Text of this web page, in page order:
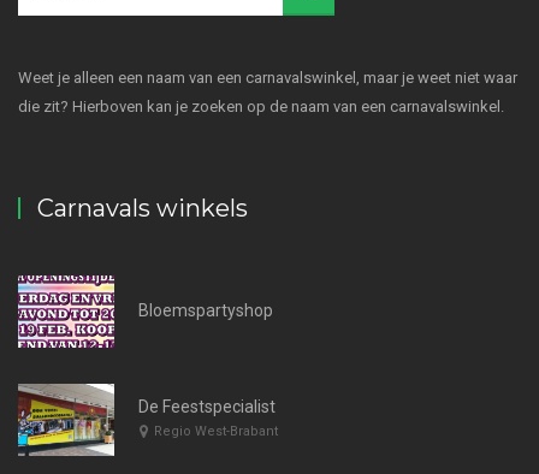
Weet je alleen een naam van een carnavalswinkel, maar je weet niet waar
die zit? Hierboven kan je zoeken op de naam van een carnavalswinkel.
Carnavals winkels
Bloemspartyshop
De Feestspecialist
Regio West-Brabant